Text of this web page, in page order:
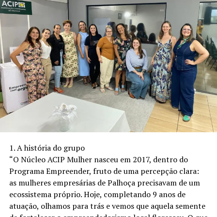
Eliseu Gabriel.
Serviço – Abertura da Semana de Incentivo e
Orientação ao Estudo e à Leitura de São Paulo
Quando:16/05(quarta-feira)
Horário: Das13h às 17h– a partir das 11h30 chegam
ônibus com as crianças.
Local: Theatro Municipal de São Paulo
TÓPICOS RELACIONADOS
A SEGUIR
Ensino bilíngue no Brasil registra aumento de 64%
NÃO PERCA
Ensino intercultural avança no país
tradicional HALLOGAY e um novo selo de festas às
sextas-feiras, valorizando os DJs locais e aproximando
artistas e público.
Instagram: @joemusicdj
Contato: +55 48 93380-1186
1. A história do grupo
“O Núcleo ACIP Mulher nasceu em 2017, dentro do
Programa Empreender, fruto de uma percepção clara:
as mulheres empresárias de Palhoça precisavam de um
ecossistema próprio. Hoje, completando 9 anos de
atuação, olhamos para trás e vemos que aquela semente